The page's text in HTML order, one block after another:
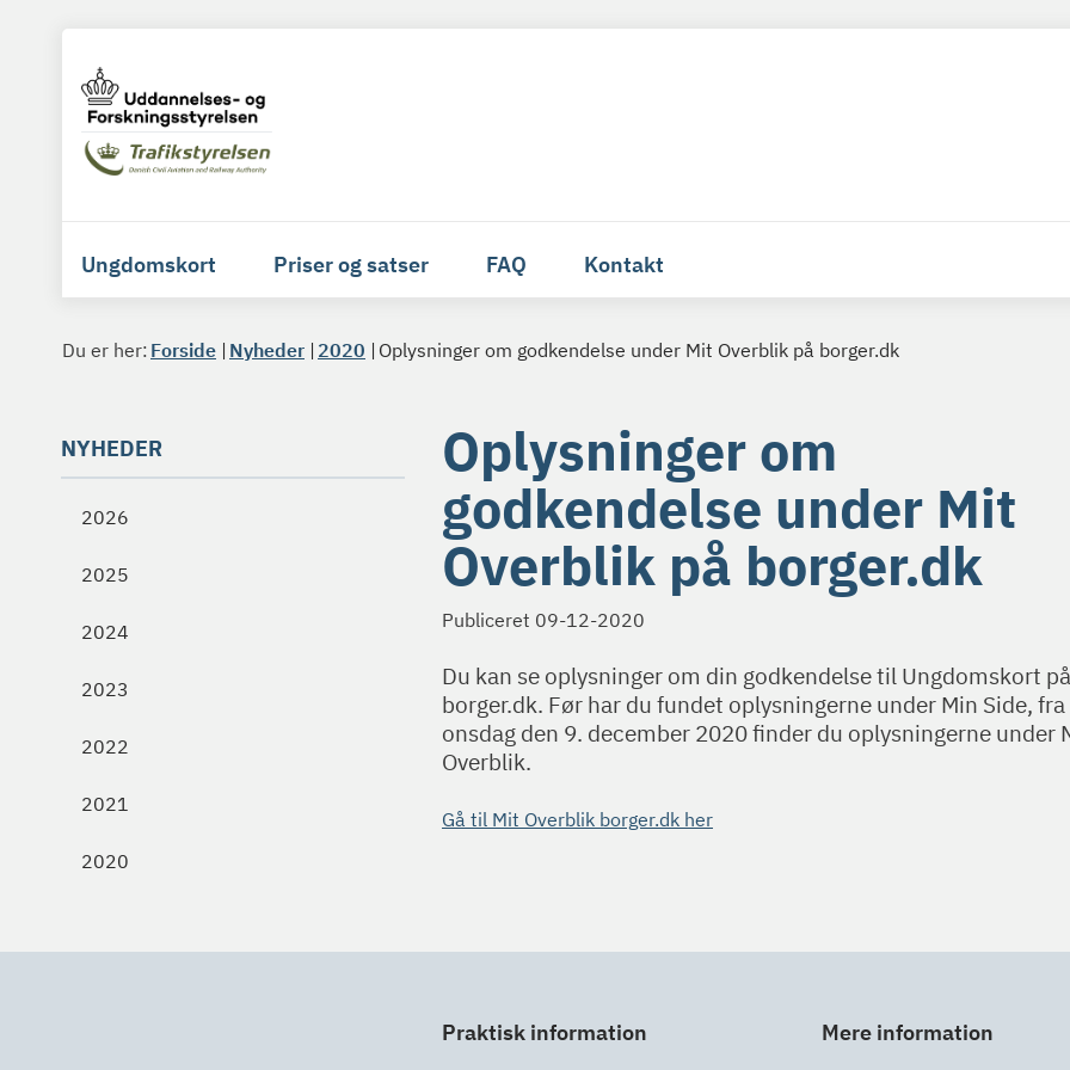
Ungdomskort Priser og satser FAQ Kontakt
Du er her: Forside Nyheder 2020 Oplysninger om godkendelse under Mit Overblik på borger.dk
NYHEDER
2026
2025
2024
2023
2022
2021
2020
Oplysninger om
godkendelse under Mit
Overblik på borger.dk
Publiceret 09-12-2020
Du kan se oplysninger om din godkendelse til Ungdomskort på
borger.dk. Før har du fundet oplysningerne under Min Side, fra
onsdag den 9. december 2020 finder du oplysningerne under
Overblik.
Gå til Mit Overblik borger.dk her
Praktisk information Mere information